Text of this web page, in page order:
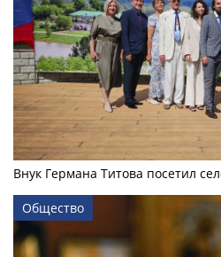
Внук Германа Титова посетил
Общество